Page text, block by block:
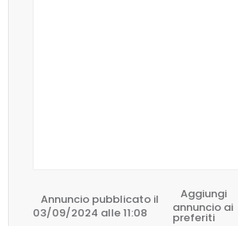
Annuncio pubblicato il
03/09/2024 alle 11:08
Aggiungi
annuncio ai
preferiti